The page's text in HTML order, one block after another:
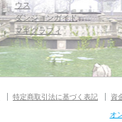
ウス
ダンジョンガイド
マギグラフィ
特定商取引法に基づく表記 資
オ